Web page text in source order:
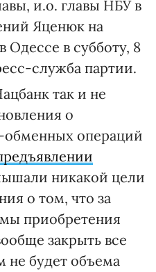
и.о. главы НБУ в
Яценюк на
в субботу, 8
служба партии.
так и не
о
операций
никакой цели
о том, что за
приобретения
закрыть все
не будет объема